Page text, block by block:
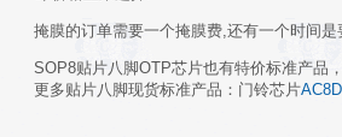
掩膜的订单需要一个掩膜费,还有一个时间是
SOP8贴片八脚OTP芯片也有特价标准产品
更多贴片八脚现货标准产品：门铃芯片